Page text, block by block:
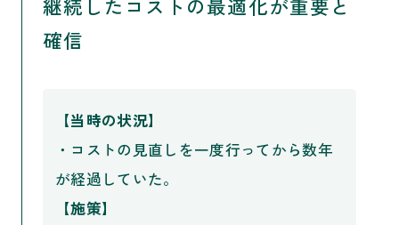
継続したコストの最適化が重要と
確信
【当時の状況】
・コストの見直しを一度行ってから数年
が経過していた。
【施策】